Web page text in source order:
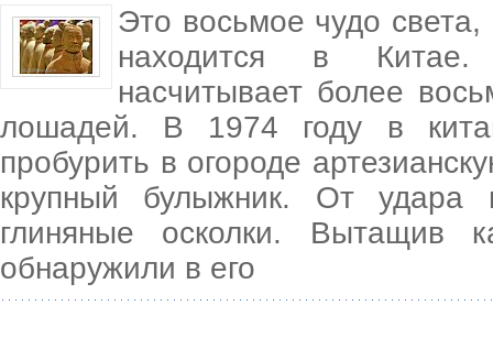
Это восьмое чудо света,
находится в Китае.
насчитывает более
лошадей. В 1974 году в
пробурить в огороде
крупный булыжник. От удара
глиняные осколки. Вытащив
обнаружили в его